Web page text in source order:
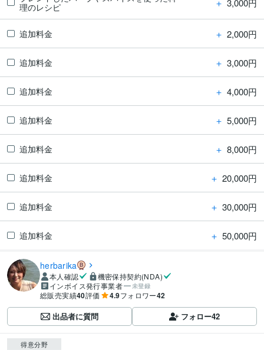
理のレシピ
追加料金 ＋ 2,000円
追加料金 ＋ 3,000円
追加料金 ＋ 4,000円
追加料金 ＋ 5,000円
追加料金 ＋ 8,000円
追加料金 ＋ 20,000円
追加料金 ＋ 30,000円
追加料金 ＋ 50,000円
herbarika
本人確認
機密保持契約(NDA)
インボイス発行事業者
未登録
総販売実績40評価 4.9フォロワー42
出品者に質問 フォロー42
得意分野